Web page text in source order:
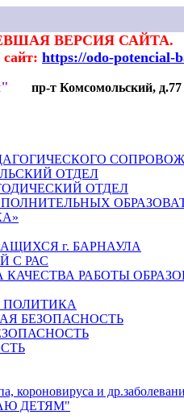
ВЕРСИЯ САЙТА.
https://odo-potencial-
пр-т Комсомольский,
ОТДЕЛ
ОТДЕЛ
г. БАРНАУЛА
С РАС
РАБОТЫ
БЕЗОПАСНОСТЬ
короновируса и
ДЕТЯМ"